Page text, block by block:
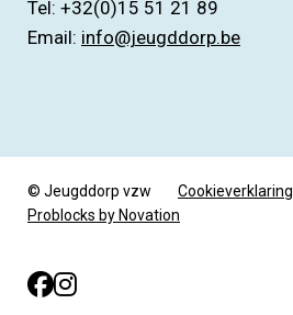
Tel: +32(0)15 51 21 89
Email: info@jeugddorp.be
© Jeugddorp vzw Cookieverklaring
Problocks by Novation
Facebook
Instagram